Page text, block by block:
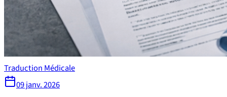
Traduction Médicale
09 janv. 2026